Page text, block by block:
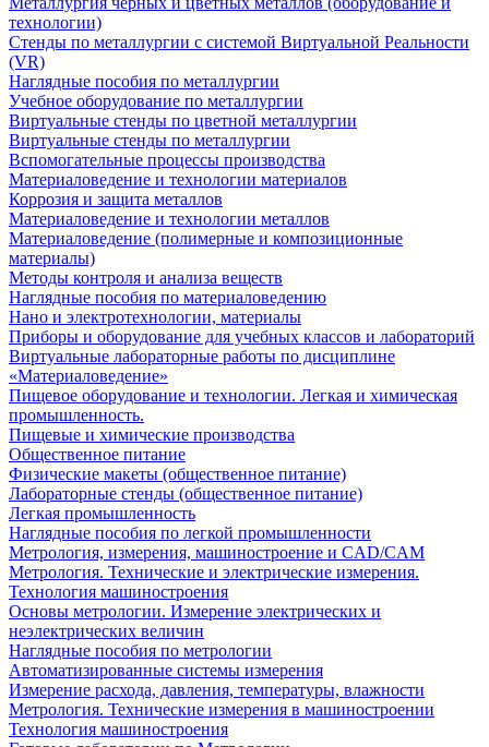
технологии)
Cтенды по металлургии с системой Виртуальной Реальности
(VR)
Наглядные пособия по металлургии
Учебное оборудование по металлургии
Виртуальные стенды по цветной металлургии
Виртуальные стенды по металлургии
Вспомогательные процессы производства
Материаловедение и технологии материалов
Коррозия и защита металлов
Материаловедение и технологии металлов
Материаловедение (полимерные и композиционные
материалы)
Методы контроля и анализа веществ
Наглядные пособия по материаловедению
Нано и электротехнологии, материалы
Приборы и оборудование для учебных классов и лабораторий
Виртуальные лабораторные работы по дисциплине
«Материаловедение»
Пищевое оборудование и технологии. Легкая и химическая
промышленность.
Пищевые и химические производства
Общественное питание
Физические макеты (общественное питание)
Лабораторные стенды (общественное питание)
Легкая промышленность
Наглядные пособия по легкой промышленности
Метрология, измерения, машиностроение и CAD/CAM
Метрология. Технические и электрические измерения.
Технология машиностроения
Основы метрологии. Измерение электрических и
неэлектрических величин
Наглядные пособия по метрологии
Автоматизированные системы измерения
Измерение расхода, давления, температуры, влажности
Метрология. Технические измерения в машиностроении
Технология машиностроения